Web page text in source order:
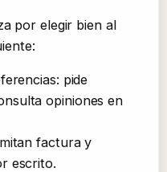
por elegir bien al
pide
opiniones en
factura y
escrito.